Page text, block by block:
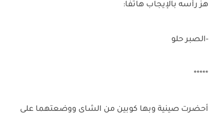
هز رأسه بالإيجاب هاتفًا:
-الصبر حلو
*****
أحضرت صينية وبها كوبين من الشاى ووضعتهما على